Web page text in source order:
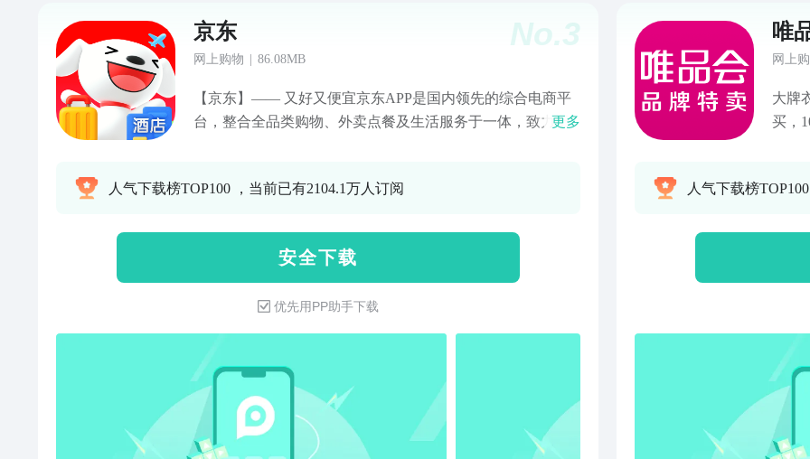
No.3
京东
网上购物 86.08MB
【京东】—— 又好又便宜京东APP是国内领先的综合电商平
台，整合全品类购物、外卖点餐及生活服务于一体，致力于
优质商家，覆盖电脑数码、手机通讯、超市好物、家电家
费者吃喝玩乐全方位需求。2. 价格实惠，多重保障● 百亿补
贴：大牌限时补贴，全场包邮。● 京喜自营： 超值低价好
货，工厂直发，京东快递包邮直达消费者。● 京东秒杀：正
品限时秒，折扣享不停。3. 售后无忧，服务护航● 极速配
送：省心省时，送货上门，提供211限时达、次日达、极速
物立享，最快9分钟送到手。● 售后无忧：闪电退款，价格保
护，降价退差，上门换新。客服响应迅速，实在服务，时刻
守护。【平台特色】1. 品质外卖，上京东京东外卖于2025年3
月1日正式上线，致力于成为让消费者放心、让优质商家经营
更多
人气下载榜TOP100 ，当前已有2104.1万人订阅
安 全 下 载
优先用PP助手下载
唯
网上
大牌
买，
丰配
在线
限次
过有
动
议，
唯品
人气下载榜